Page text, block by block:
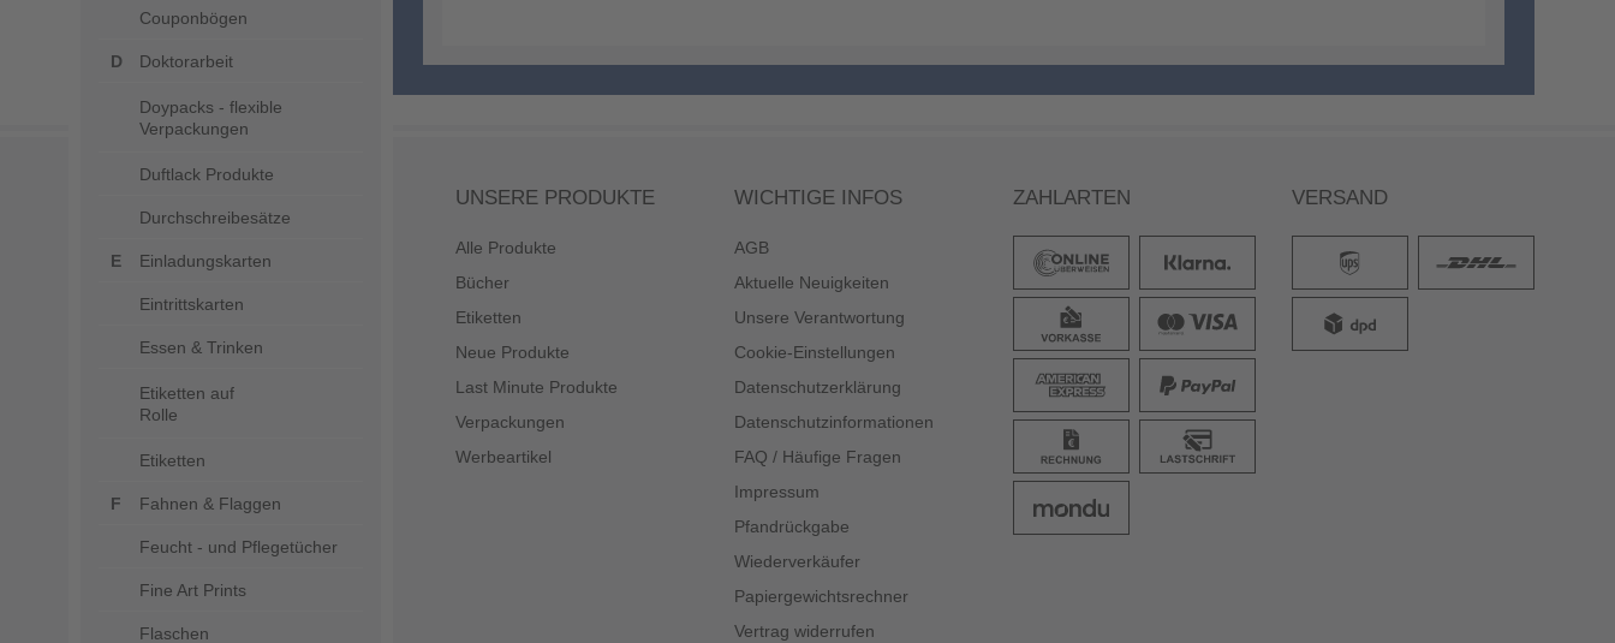
Couponbögen
Doktorarbeit
Doypacks - flexible
Verpackungen
Duftlack Produkte
Durchschreibesätze
Einladungskarten
Eintrittskarten
Essen & Trinken
Etiketten auf
Rolle
Etiketten
Fahnen & Flaggen
Feucht - und Pflegetücher
Fine Art Prints
Flaschen
UNSERE PRODUKTE
Alle Produkte
Bücher
Etiketten
Neue Produkte
Last Minute Produkte
Verpackungen
Werbeartikel
WICHTIGE INFOS
AGB
Aktuelle Neuigkeiten
Unsere Verantwortung
Cookie-Einstellungen
Datenschutzerklärung
Datenschutzinformationen
FAQ / Häufige Fragen
Impressum
Pfandrückgabe
Wiederverkäufer
Papiergewichtsrechner
Vertrag widerrufen
ZAHLARTEN VERSAND